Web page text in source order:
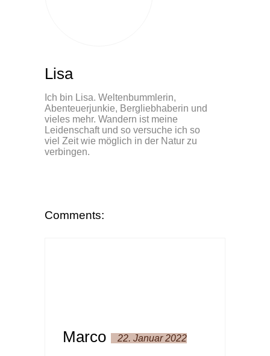
Lisa
Ich bin Lisa. Weltenbummlerin,
Abenteuerjunkie, Bergliebhaberin und
vieles mehr. Wandern ist meine
Leidenschaft und so versuche ich so
viel Zeit wie möglich in der Natur zu
verbingen.
Comments:
Marco 22. Januar 2022